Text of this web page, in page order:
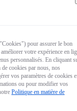
pour assurer le bon
votre expérience en
personnalisés. En cliquant
cookies par nous, nos
vos paramètres de cookies
ou pour modifier vos
Politique en matière de